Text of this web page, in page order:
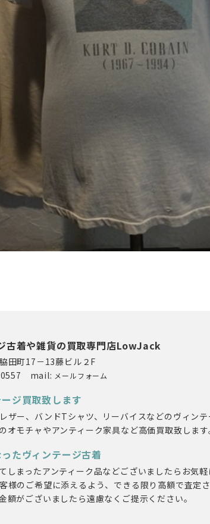
古着や雑貨の買取専門店LowJack
田町17－13藤ビル２F
mail: メールフォーム
ジ買取致します
ザー、バンドTシャツ、リーバイスなどのヴィンテ
オモチャやアンティーク家具など高価買取致します
たヴィンテージ古着
しまったアンティーク品などございましたらお気
様のご希望に添えるよう、できる限り高額で査定
額がございましたら遠慮なくご提示ください。